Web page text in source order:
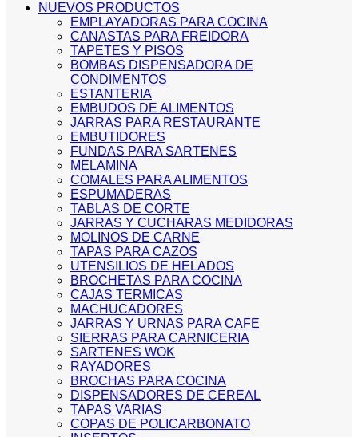
NUEVOS PRODUCTOS
EMPLAYADORAS PARA COCINA
CANASTAS PARA FREIDORA
TAPETES Y PISOS
BOMBAS DISPENSADORA DE
CONDIMENTOS
ESTANTERIA
EMBUDOS DE ALIMENTOS
JARRAS PARA RESTAURANTE
EMBUTIDORES
FUNDAS PARA SARTENES
MELAMINA
COMALES PARA ALIMENTOS
ESPUMADERAS
TABLAS DE CORTE
JARRAS Y CUCHARAS MEDIDORAS
MOLINOS DE CARNE
TAPAS PARA CAZOS
UTENSILIOS DE HELADOS
BROCHETAS PARA COCINA
CAJAS TERMICAS
MACHUCADORES
JARRAS Y URNAS PARA CAFE
SIERRAS PARA CARNICERIA
SARTENES WOK
RAYADORES
BROCHAS PARA COCINA
DISPENSADORES DE CEREAL
TAPAS VARIAS
COPAS DE POLICARBONATO